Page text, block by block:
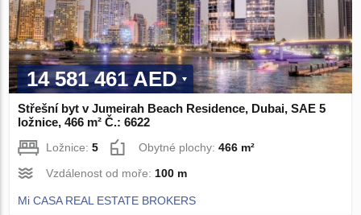
14 581 461 AED
Střešní byt v Jumeirah Beach Residence, Dubai, SAE 5
ložnice, 466 m² Č.: 6622
Ložnice:5 Obytné plochy:466 m²
Vzdálenost od moře: 100 m
Mi CASA REAL ESTATE BROKERS